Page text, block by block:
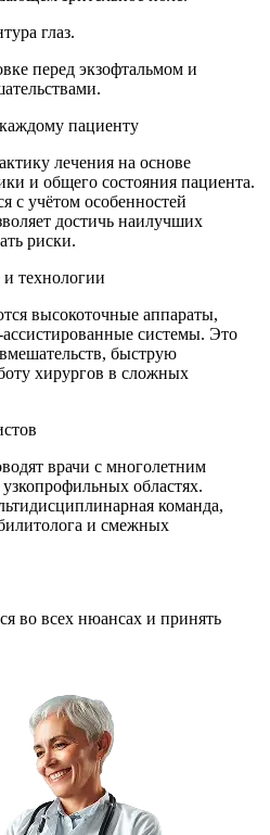
глаз.
перед экзофтальмом и
пациенту
лечения на основе
и общего состояния пациента.
с учётом особенностей
достичь наилучших
риски.
технологии
высокоточные аппараты,
системы. Это
быструю
хирургов в сложных
врачи с многолетним
областях.
команда,
и смежных
во всех нюансах и принять